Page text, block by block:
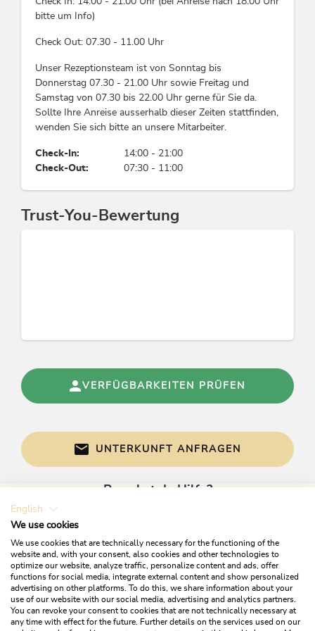
Brandschutzeinrichtungen, Gartenmöbel,
Gartenrestaurant, PKW-Parkplatz, WiFi,
Gästekühlschrank, Vinothek, Schuhtrockner,
Wäscheservice, Eigener Garten, Frühstücksraum,
Frühstücksservice, Sonnenterrasse, E-Bike
Akkustation, Familienangebot, Lift / Aufzug,
Heizung, Kräutergarten, Gepäckraum, Garage, E-
Unterstellplatz für Auto, Leseraum, Satelliten-
TV, Kurzaufenthalt willkommen, Bürodienste,
Weckservice, Tiefgarage, Liegestühle,
Bügelservice, Unterstellplatz für Motorrad,
Familien, Einzelreisende, Senioren
Tagung / Kongress
Großbildschirm, Tagungs-/Seminarräume für
Tagungs-/Seminarräume Anzahl: 1, Beamer,
Leinwand
Lage
Wander-/ Bushaltestelle, Romantisches Umfeld,
Grünzone, Zentrale Lage, Waldnähe, Wanderweg
- Entfernung (m): 50
Sport / Freizeit
Liegewiese, Rodeln, Tennishalle, Berg- /
bitte um Info)
Check Out: 07.30 - 11.00 Uhr
Unser Rezeptionsteam ist von Sonntag bis
Donnerstag 07.30 - 21.00 Uhr sowie Freitag und
Samstag von 07.30 bis 22.00 Uhr gerne für Sie da.
Sollte Ihre Anreise ausserhalb dieser Zeiten stattfinden,
wenden Sie sich bitte an unsere Mitarbeiter.
Check-In:
14:00 - 21:00
Check-Out:
07:30 - 11:00
Trust-You-Bewertung
VERFÜGBARKEITEN PRÜFEN
UNTERKUNFT ANFRAGEN
Brauchst du Hilfe?
English
We use cookies
We use cookies that are technically necessary for the functioning of the
website and, with your consent, also cookies and other technologies to
optimize our website, analyze traffic, personalize content and ads, offer
functions for social media, integrate external content and show personalized
advertising on other platforms. To do this, we share information about your
use of our website with our social media, advertising and analytics partners.
You can revoke your consent to cookies that are not technically necessary at
any time with effect for the future. Further details on the services used on our